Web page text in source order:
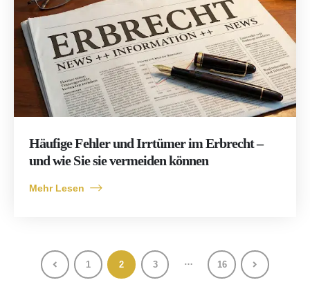
Häufige Fehler und Irrtümer im Erbrecht –
und wie Sie sie vermeiden können
Mehr Lesen
1 2 3 … 16